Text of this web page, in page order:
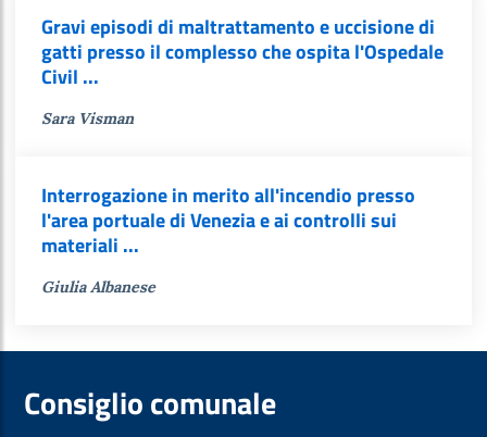
Gravi episodi di maltrattamento e uccisione di
gatti presso il complesso che ospita l'Ospedale
Civil ...
Sara Visman
Interrogazione in merito all'incendio presso
l'area portuale di Venezia e ai controlli sui
materiali ...
Giulia Albanese
Consiglio comunale